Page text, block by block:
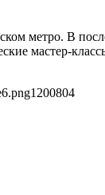
метро. В
мастер-
1200804